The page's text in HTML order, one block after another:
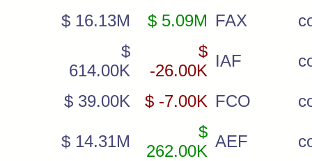
$ 16.13M $ 5.09M FAX
$
614.00K
$
-26.00K
IAF
$ 39.00K $ -7.00K FCO
$ 14.31M
$
262.00K
AEF